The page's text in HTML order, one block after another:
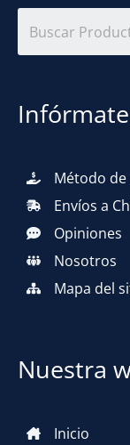
Método de
Envíos a
Opiniones
Nosotros
Mapa del
Nuestra
Inicio